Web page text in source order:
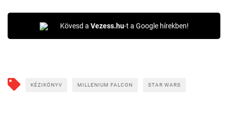
Kövesd a Vezess.hu-t a Google hírekben!
KÉZIKÖNYV MILLENIUM FALCON STAR WARS